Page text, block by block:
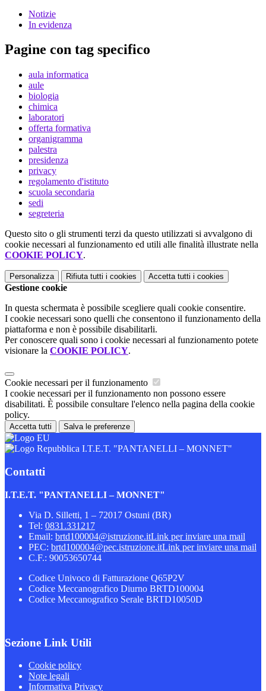
Notizie
In evidenza
Pagine con tag specifico
aula informatica
aule
biologia
chimica
laboratori
offerta formativa
organigramma
palestra
presidenza
privacy
regolamento d'istituto
scuola secondaria
sedi
segreteria
Questo sito o gli strumenti terzi da questo utilizzati si avvalgono di
cookie necessari al funzionamento ed utili alle finalità illustrate nella
COOKIE POLICY.
Personalizza Rifiuta tutti i cookies Accetta tutti i cookies
Gestione cookie
In questa schermata è possibile scegliere quali cookie consentire.
I cookie necessari sono quelli che consentono il funzionamento della
piattaforma e non è possibile disabilitarli.
Per conoscere quali sono i cookie necessari al funzionamento potete
visionare la COOKIE POLICY.
Cookie necessari per il funzionamento
I cookie necessari per il funzionamento non possono essere
disabilitati. È possibile consultare l'elenco nella pagina della cookie
policy.
Accetta tutti Salva le preferenze
I.T.E.T. "PANTANELLI – MONNET"
Contatti
I.T.E.T. "PANTANELLI – MONNET"
Via D. Silletti, 1 – 72017 Ostuni (BR)
Tel: 0831.331217
Email: brtd100004@istruzione.itLink per inviare una mail
PEC: brtd100004@pec.istruzione.itLink per inviare una mail
C.F.: 90053650744
Codice Univoco di Fatturazione Q65P2V
Codice Meccanografico Diurno BRTD100004
Codice Meccanografico Serale BRTD10050D
Sezione Link Utili
Cookie policy
Note legali
Informativa Privacy